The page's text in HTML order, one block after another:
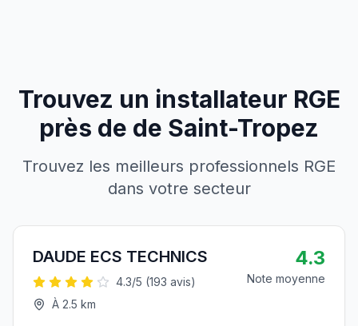
Trouvez un installateur RGE
près de de Saint-Tropez
Trouvez les meilleurs professionnels RGE
dans votre secteur
DAUDE ECS TECHNICS
4.3/5 (193 avis)
À 2.5 km
4.3
Note moyenne